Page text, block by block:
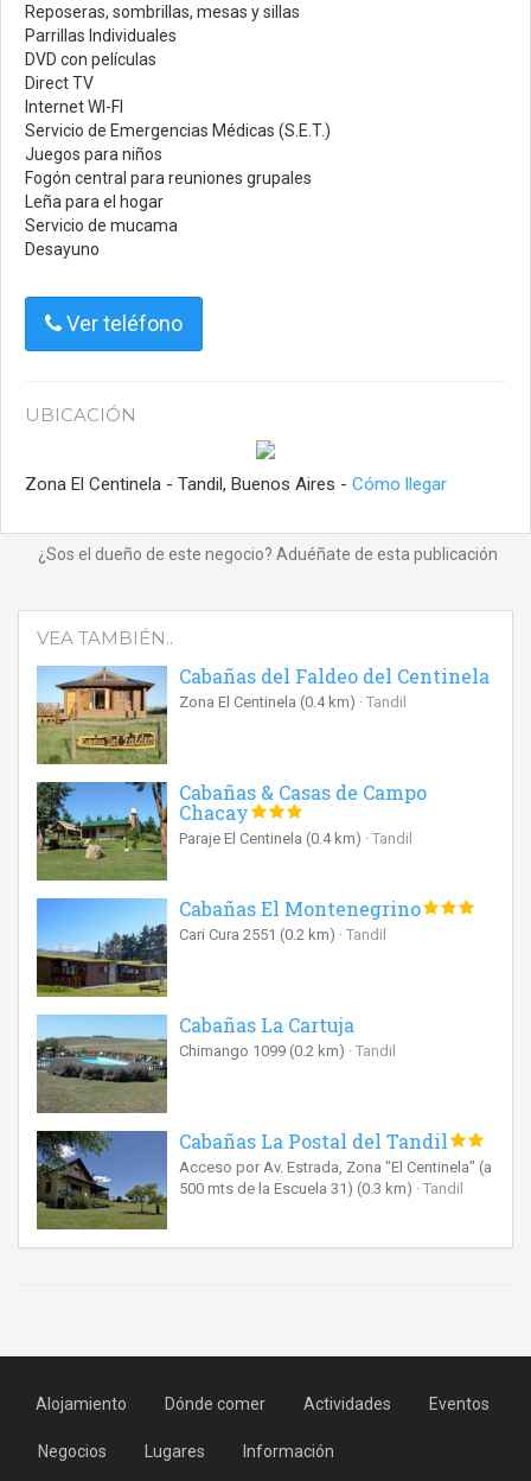
Reposeras, sombrillas, mesas y sillas
Parrillas Individuales
DVD con películas
Direct TV
Internet WI-FI
Servicio de Emergencias Médicas (S.E.T.)
Juegos para niños
Fogón central para reuniones grupales
Leña para el hogar
Servicio de mucama
Desayuno
Ver teléfono
UBICACIÓN
Zona El Centinela - Tandil, Buenos Aires - Cómo llegar
¿Sos el dueño de este negocio? Aduéñate de esta publicación
VEA TAMBIÉN..
Cabañas del Faldeo del Centinela
Zona El Centinela (0.4 km) Tandil
Cabañas & Casas de Campo
Chacay
Paraje El Centinela (0.4 km) Tandil
Cabañas El Montenegrino
Cari Cura 2551 (0.2 km) Tandil
Cabañas La Cartuja
Chimango 1099 (0.2 km) Tandil
Cabañas La Postal del Tandil
Acceso por Av. Estrada, Zona "El Centinela" (a
500 mts de la Escuela 31) (0.3 km) Tandil
Alojamiento Dónde comer Actividades Eventos
Negocios Lugares Información